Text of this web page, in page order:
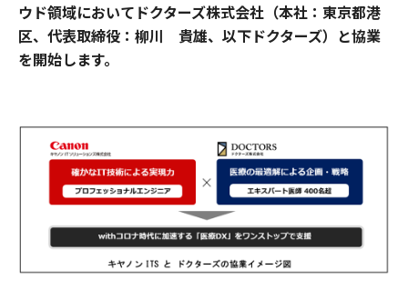
ウド領域においてドクターズ株式会社（本社：東京都港
区、代表取締役：柳川 貴雄、以下ドクターズ）と協業
を開始します。